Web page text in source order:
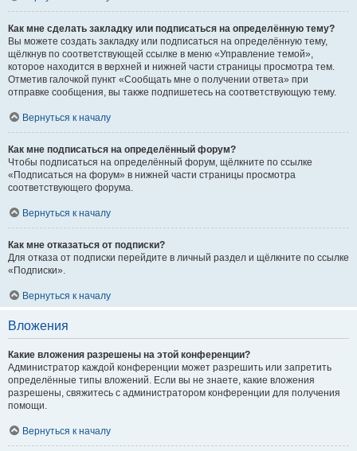
Как мне сделать закладку или подписаться на определённую тему?
Вы можете создать закладку или подписаться на определённую тему,
щёлкнув по соответствующей ссылке в меню «Управление темой»,
которое находится в верхней и нижней части страницы просмотра тем.
Отметив галочкой пункт «Сообщать мне о получении ответа» при
отправке сообщения, вы также подпишетесь на соответствующую тему.
Вернуться к началу
Как мне подписаться на определённый форум?
Чтобы подписаться на определённый форум, щёлкните по ссылке
«Подписаться на форум» в нижней части страницы просмотра
соответствующего форума.
Вернуться к началу
Как мне отказаться от подписки?
Для отказа от подписки перейдите в личный раздел и щёлкните по ссылке
«Подписки».
Вернуться к началу
Вложения
Какие вложения разрешены на этой конференции?
Администратор каждой конференции может разрешить или запретить
определённые типы вложений. Если вы не знаете, какие вложения
разрешены, свяжитесь с администратором конференции для получения
помощи.
Вернуться к началу